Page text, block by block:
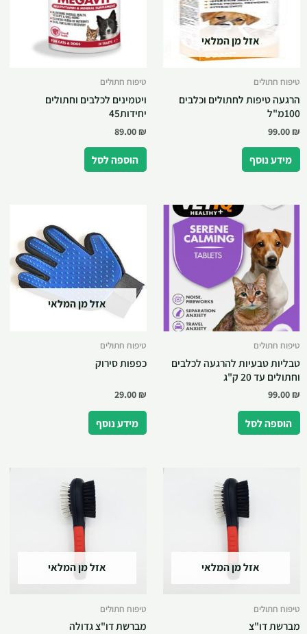
אזל מן המלאי
טיפוח חתולים
הרגעה טיפות לחתולים וכלבים
100מ"ל
99.00₪
מידע נוסף
טיפוח חתולים
ויטמינים לכלבים וחתולים
יחידות45
89.00₪
הוספה לסל
טיפוח חתולים
טבליות טבעיות להרגעה לכלבים
וחתולים עד 20 ק"ג
99.00₪
הוספה לסל
אזל מן המלאי
טיפוח חתולים
כפפות סירוק
29.00₪
מידע נוסף
אזל מן המלאי
טיפוח חתולים
מברשת דו"צ
אזל מן המלאי
טיפוח חתולים
מברשת דו"צ גדולה